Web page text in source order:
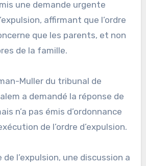
une demande urgente
affirmant que l’ordre
que les parents, et non
de la famille.
Muller du tribunal de
a demandé la réponse de
n’a pas émis d’ordonnance
de l’ordre d’expulsion.
l’expulsion, une discussion a